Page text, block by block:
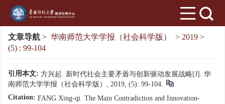
文章导航 > 华南师范大学学报（社会科学版） > 2019 >
(5) : 99-104
引用本文: 方兴起. 新时代社会主要矛盾与创新驱动发展战略[J]. 华
南师范大学学报（社会科学版）, 2019, (5): 99-104.
Citation: FANG Xing-qi. The Main Contradiction and Innovation-